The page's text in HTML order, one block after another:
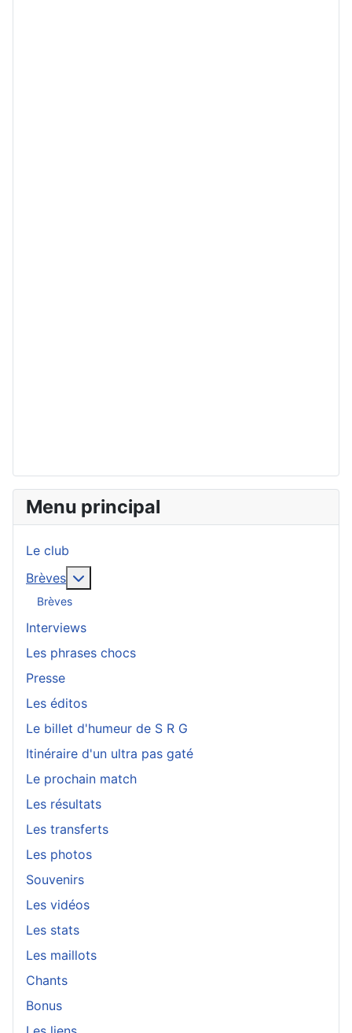
Menu principal
Le club
Brèves
Brèves
Interviews
Les phrases chocs
Presse
Les éditos
Le billet d'humeur de S R G
Itinéraire d'un ultra pas gaté
Le prochain match
Les résultats
Les transferts
Les photos
Souvenirs
Les vidéos
Les stats
Les maillots
Chants
Bonus